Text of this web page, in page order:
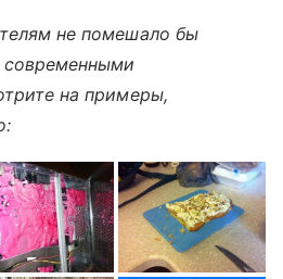
не помешало бы
современными
на примеры,